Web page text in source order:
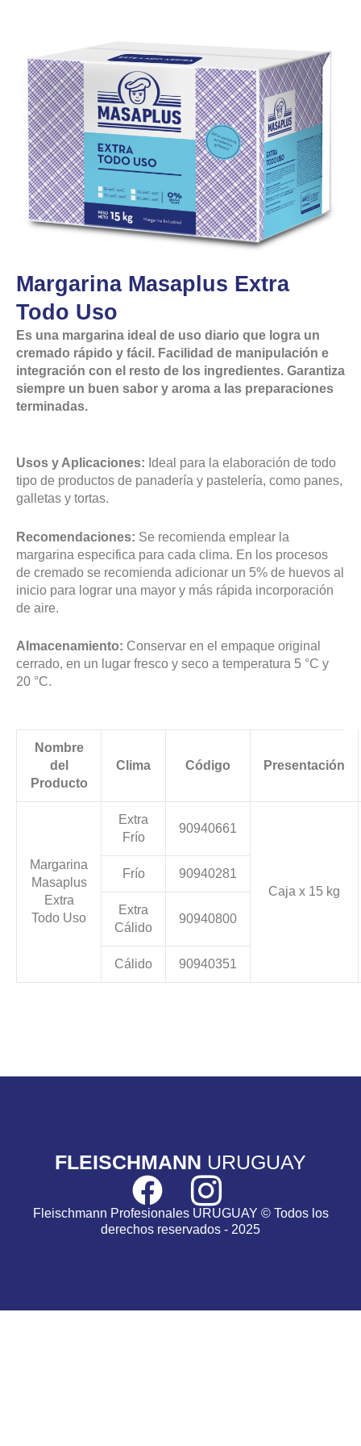
Margarina Masaplus Extra
Todo Uso
Es una margarina ideal de uso diario que logra un
cremado rápido y fácil. Facilidad de manipulación e
integración con el resto de los ingredientes. Garantiza
siempre un buen sabor y aroma a las preparaciones
terminadas.
Usos y Aplicaciones: Ideal para la elaboración de todo
tipo de productos de panadería y pastelería, como panes,
galletas y tortas.
Recomendaciones: Se recomienda emplear la
margarina especifica para cada clima. En los procesos
de cremado se recomienda adicionar un 5% de huevos al
inicio para lograr una mayor y más rápida incorporación
de aire.
Almacenamiento: Conservar en el empaque original
cerrado, en un lugar fresco y seco a temperatura 5 °C y
20 °C.
Nombre
del
Producto
Clima Código Presentación
Margarina
Masaplus
Extra
Todo Uso
Extra
Frío
90940661
Caja x 15 kg
Frío 90940281
Extra
Cálido
90940800
Cálido 90940351
FLEISCHMANN URUGUAY
Fleischmann Profesionales URUGUAY © Todos los
derechos reservados - 2025